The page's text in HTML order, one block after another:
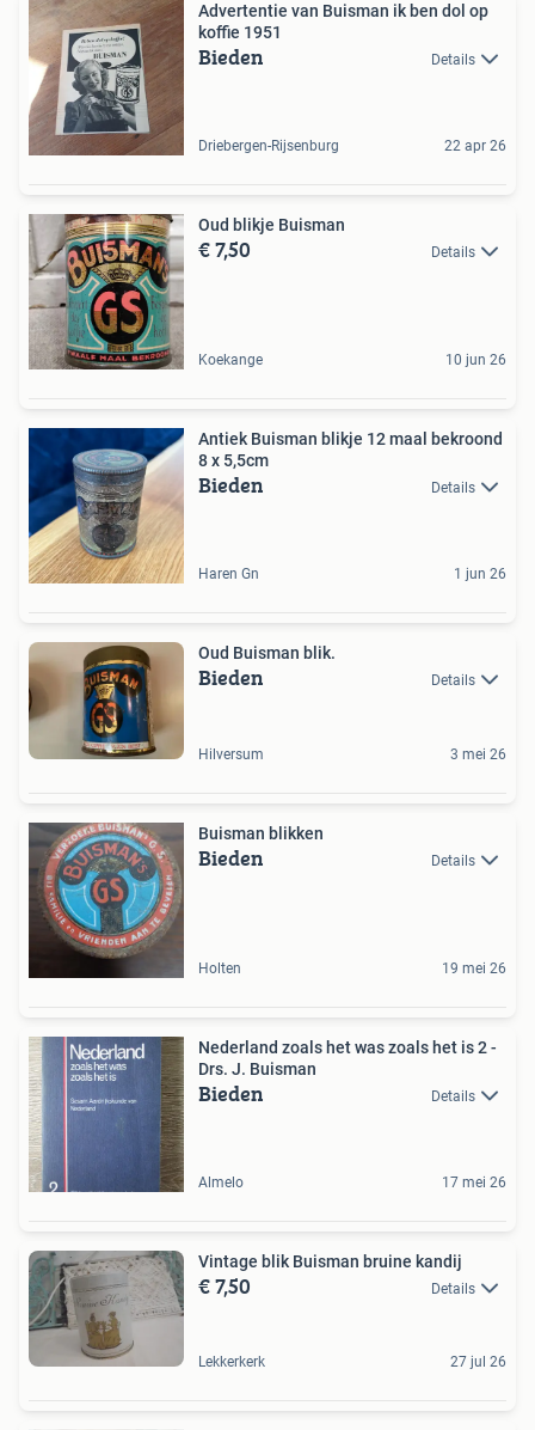
Advertentie van Buisman ik ben dol op
koffie 1951
Bieden Details
Driebergen-Rijsenburg 22 apr 26
Oud blikje Buisman
€ 7,50 Details
Koekange 10 jun 26
Antiek Buisman blikje 12 maal bekroond
8 x 5,5cm
Bieden Details
Haren Gn 1 jun 26
Oud Buisman blik.
Bieden Details
Hilversum 3 mei 26
Buisman blikken
Bieden Details
Holten 19 mei 26
Nederland zoals het was zoals het is 2 -
Drs. J. Buisman
Bieden Details
Almelo 17 mei 26
Vintage blik Buisman bruine kandij
€ 7,50 Details
Lekkerkerk 27 jul 26